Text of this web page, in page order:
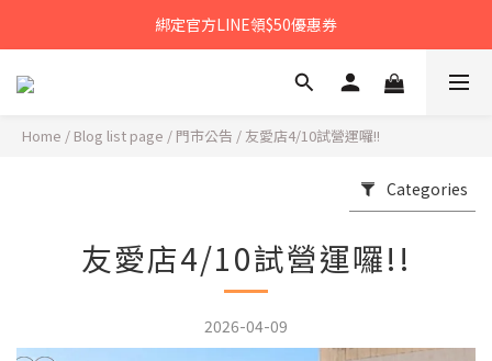
𝙉𝙀𝙒中秋禮盒早鳥預購享優惠!!
綁定官方LINE領$50優惠券
𝙉𝙀𝙒新朋友來報到～大寶礁蒜香新登場
Home / Blog list page / 門市公告 / 友愛店4/10試營運囉!!
Categories
友愛店4/10試營運囉!!
2026-04-09